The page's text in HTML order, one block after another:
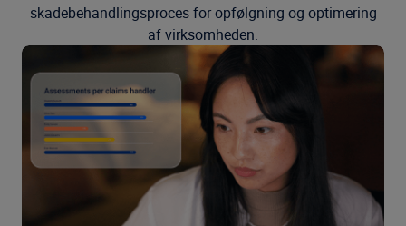
skadebehandlingsproces for opfølgning og optimering
af virksomheden.